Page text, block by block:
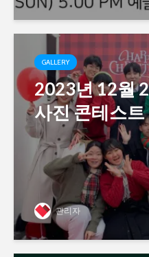
GALLERY
2023년 12월
사진 콘테스트
관리자